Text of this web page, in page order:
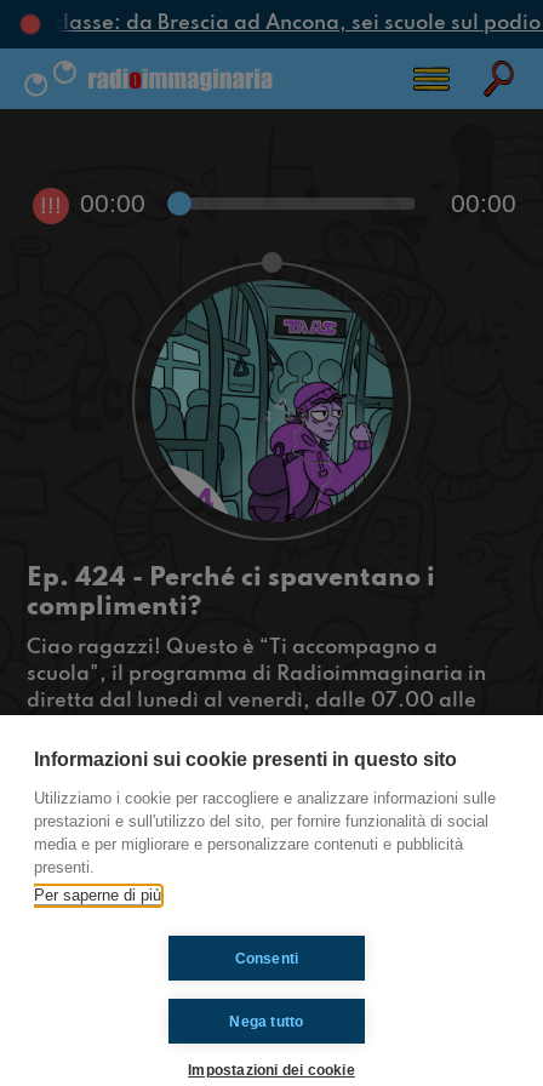
di classe: da Brescia ad Ancona, sei scuole sul
!!! 00:00 00:00
Ep. 424 - Perché ci spaventano i
complimenti?
Ciao ragazzi! Questo è “Ti accompagno a
scuola", il programma di Radioimmaginaria in
diretta dal lunedì al venerdì, dalle 07.00 alle
adolescenti durante il tragitto casa-scuola.
controllo del tragitto casa-scuola, del perché ci
spaventano i complimenti fatti dagli sconosciuti.
https://www.radioimmaginaria.it
Ti è piaciuto? Condividilo!
Informazioni sui cookie presenti in questo sito
Utilizziamo i cookie per raccogliere e analizzare informazioni sulle
prestazioni e sull'utilizzo del sito, per fornire funzionalità di social
media e per migliorare e personalizzare contenuti e pubblicità
presenti.
Per saperne di più
Nega tutto
Consenti
Impostazioni dei cookie